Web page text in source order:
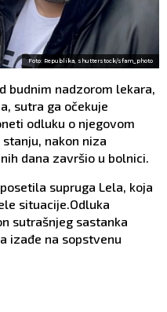
Foto: Republika, shutterstock/sfam_photo
budnim nadzorom lekara,
sutra ga očekuje
odluku o njegovom
nakon niza
dana završio u bolnici.
supruga Lela, koja
situacije.Odluka
sutrašnjeg sastanka
izađe na sopstvenu